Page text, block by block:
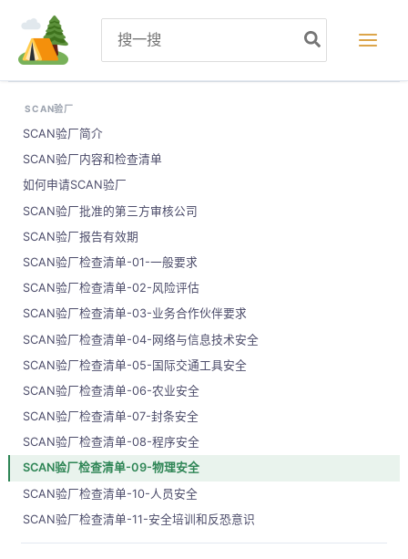
for:
SCAN验厂
SCAN验厂简介
SCAN验厂内容和检查清单
如何申请SCAN验厂
SCAN验厂批准的第三方审核公司
SCAN验厂报告有效期
SCAN验厂检查清单-01-一般要求
SCAN验厂检查清单-02-风险评估
SCAN验厂检查清单-03-业务合作伙伴要求
SCAN验厂检查清单-04-网络与信息技术安全
SCAN验厂检查清单-05-国际交通工具安全
SCAN验厂检查清单-06-农业安全
SCAN验厂检查清单-07-封条安全
SCAN验厂检查清单-08-程序安全
SCAN验厂检查清单-09-物理安全
SCAN验厂检查清单-10-人员安全
SCAN验厂检查清单-11-安全培训和反恐意识